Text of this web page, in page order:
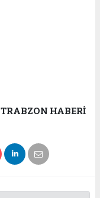
TRABZON HABERİ